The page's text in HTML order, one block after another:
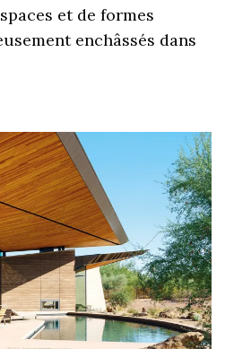
et de formes
enchâssés dans